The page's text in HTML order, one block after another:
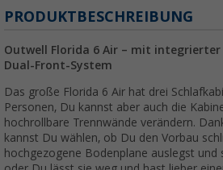
PRODUKTBESCHREIBUNG
Outwell Florida 6 Air – mit integrierter
Dual-Front-System
Das große Florida 6 Air hat drei
Personen, Du kannst aber auch die
hochrollbare Trennwände verändern.
kannst Du wählen, ob Du den Vorbau
hochgezogene Bodenplane auslegst